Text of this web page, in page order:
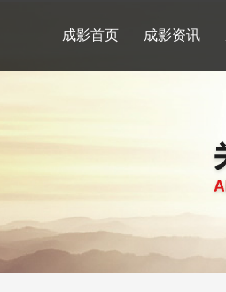
成影首页 成影资讯